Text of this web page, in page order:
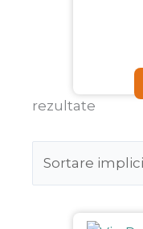
rezultate